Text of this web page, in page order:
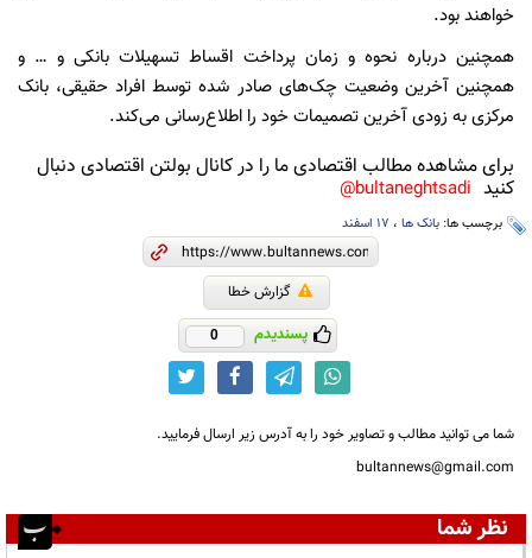
خواهند بود.
همچنین درباره نحوه و زمان پرداخت اقساط تسهیلات بانکی و … و
همچنین آخرین وضعیت چک‌های صادر شده توسط افراد حقیقی، بانک
مرکزی به زودی آخرین تصمیمات خود را اطلاع‌رسانی می‌کند.
برای مشاهده مطالب اقتصادی ما را در کانال بولتن اقتصادی دنبال
کنید bultaneghtsadi@
برچسب ها: بانک ها ، 17 اسفند
گزارش خطا
پسندیدم 0
شما می توانید مطالب و تصاویر خود را به آدرس زیر ارسال فرمایید.
bultannews@gmail.com
نظر شما